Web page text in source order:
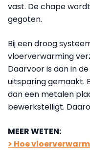
vast. De chape
gegoten.
Bij een droog
vloerverwarming
Daarvoor is dan in
uitsparing gemaakt.
dan een metalen
bewerkstelligt.
MEER WETEN:
> Hoe